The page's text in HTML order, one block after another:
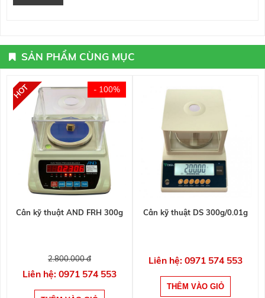
SẢN PHẨM CÙNG MỤC
- 100%
Cân kỹ thuật AND FRH 300g
2.800.000 đ
Liên hệ: 0971 574 553
Cân kỹ thuật DS 300g/0.01g
Liên hệ: 0971 574 553